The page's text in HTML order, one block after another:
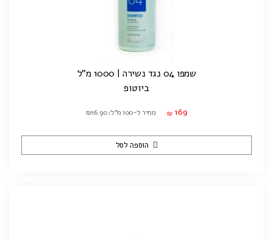
שמפו 04 נגד נשירה | 1000 מ"ל
ביוטופ
₪ 169 מחיר ל-100 מ"ל: ₪16.90
הוספה לסל